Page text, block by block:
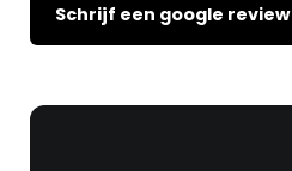
Schrijf een google review